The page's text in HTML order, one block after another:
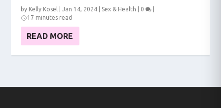
by Kelly Kosel |Jan 14, 2024 Sex & Health 0
17 minutes read
READ MORE